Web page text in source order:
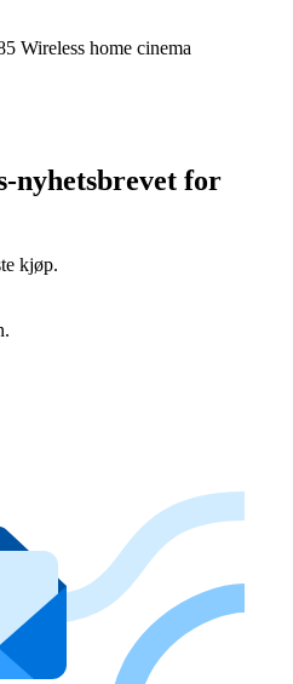
Wireless home cinema
nyhetsbrevet for
kjøp.